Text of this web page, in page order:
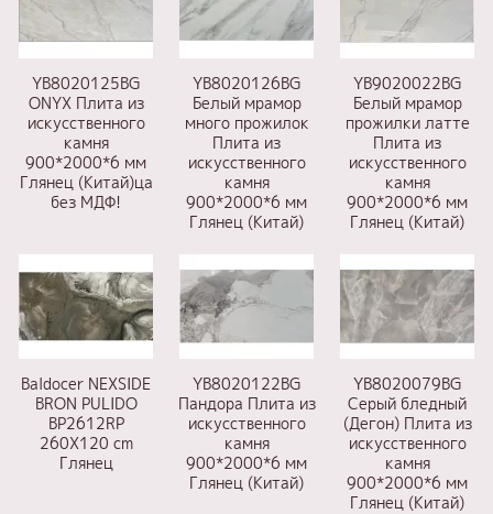
YB8020125BG
ONYX Плита из
искусственного
камня
900*2000*6 мм
Глянец (Китай)ца
без МДФ!
YB8020126BG
Белый мрамор
много прожилок
Плита из
искусственного
камня
900*2000*6 мм
Глянец (Китай)
YB9020022BG
Белый мрамор
прожилки латте
Плита из
искусственного
камня
900*2000*6 мм
Глянец (Китай)
Baldocer NEXSIDE
BRON PULIDO
BP2612RP
260X120 cm
Глянец
YB8020122BG
Пандора Плита из
искусственного
камня
900*2000*6 мм
Глянец (Китай)
YB8020079BG
Серый бледный
(Дегон) Плита из
искусственного
камня
900*2000*6 мм
Глянец (Китай)